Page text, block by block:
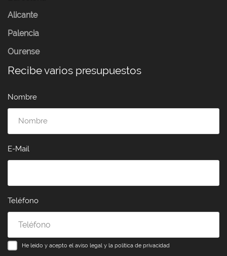
Alicante
Palencia
Ourense
Recibe varios presupuestos
Nombre
E-Mail
Teléfono
He leído y acepto el aviso legal y la política de privacidad